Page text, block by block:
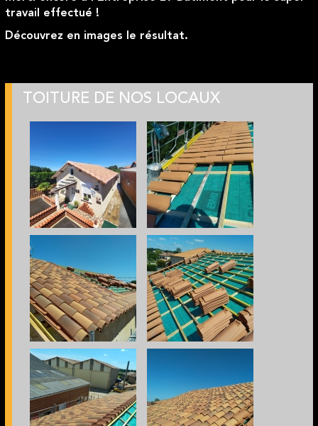
travail effectué !
Découvrez en images le résultat.
TOITURE DE NOS LOCAUX